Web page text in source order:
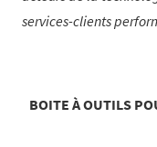
services-clients
BOITE À OUTILS